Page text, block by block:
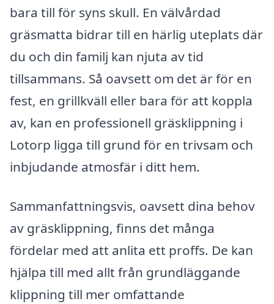
bara till för syns skull. En välvårdad
gräsmatta bidrar till en härlig uteplats där
du och din familj kan njuta av tid
tillsammans. Så oavsett om det är för en
fest, en grillkväll eller bara för att koppla
av, kan en professionell gräsklippning i
Lotorp ligga till grund för en trivsam och
inbjudande atmosfär i ditt hem.
Sammanfattningsvis, oavsett dina behov
av gräsklippning, finns det många
fördelar med att anlita ett proffs. De kan
hjälpa till med allt från grundläggande
klippning till mer omfattande